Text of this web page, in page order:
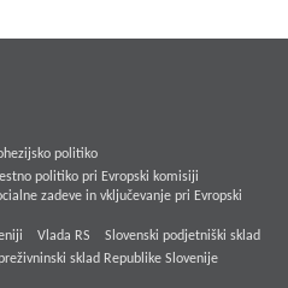
politiko
politiko pri Evropski komisiji
zadeve in vključevanje pri Evropski
Vlada RS
Slovenski podjetniški sklad
sklad Republike Slovenije